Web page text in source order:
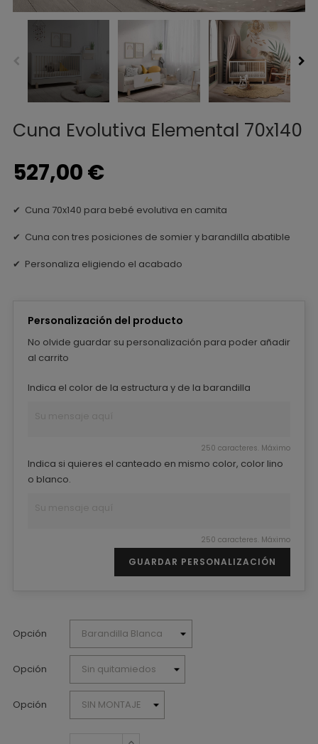
Cuna Evolutiva Elemental 70x140
527,00 €
✔ Cuna 70x140 para bebé evolutiva en camita
✔ Cuna con tres posiciones de somier y barandilla abatible
✔ Personaliza eligiendo el acabado
Personalización del producto
No olvide guardar su personalización para poder añadir
al carrito
Indica el color de la estructura y de la barandilla
250 caracteres. Máximo
Indica si quieres el canteado en mismo color, color lino
o blanco.
250 caracteres. Máximo
GUARDAR PERSONALIZACIÓN
Opción
Opción
Opción